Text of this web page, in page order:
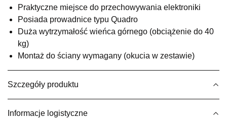
SALON MEBLOWY M JAK MEBLE
Salon meblowy
UL.BASZTOWA 3
76-100 SŁAWNO
Nr tel.502668736
Adres e-mail:
pph.catrin@wp.pl
Godziny otwarcia
Pn-Pt: 09:00-17:00, Sb: 09:00-13:00
Praktyczne miejsce do przechowywania elektroniki
Posiada prowadnice typu Quadro
Duża wytrzymałość wieńca górnego (obciążenie do 40
kg)
Montaż do ściany wymagany (okucia w zestawie)
Szczegóły produktu
Informacje logistyczne